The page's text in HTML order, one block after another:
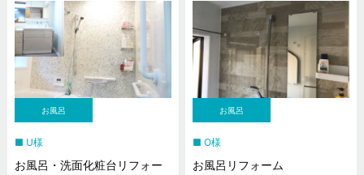
お風呂
U様
お風呂・洗面化粧台リフォー
お風呂
O様
お風呂リフォーム